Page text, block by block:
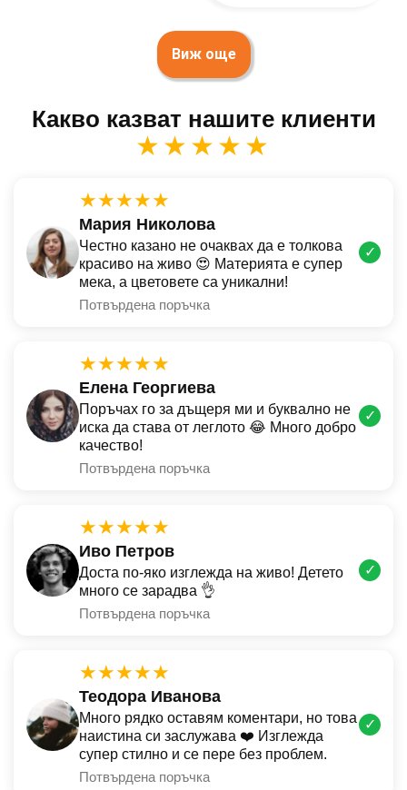
Виж още
Какво казват нашите клиенти
★★★★★
★★★★★
Мария Николова
Честно казано не очаквах да е толкова
красиво на живо 😍 Материята е супер
мека, а цветовете са уникални!
Потвърдена поръчка
✓
★★★★★
Елена Георгиева
Поръчах го за дъщеря ми и буквално не
иска да става от леглото 😂 Много добро
качество!
Потвърдена поръчка
✓
★★★★★
Иво Петров
Доста по-яко изглежда на живо! Детето
много се зарадва 👌
Потвърдена поръчка
✓
★★★★★
Теодора Иванова
Много рядко оставям коментари, но това
наистина си заслужава ❤️ Изглежда
супер стилно и се пере без проблем.
Потвърдена поръчка
✓